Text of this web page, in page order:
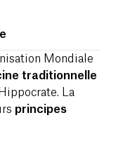
Mondiale
traditionnelle
La
principes